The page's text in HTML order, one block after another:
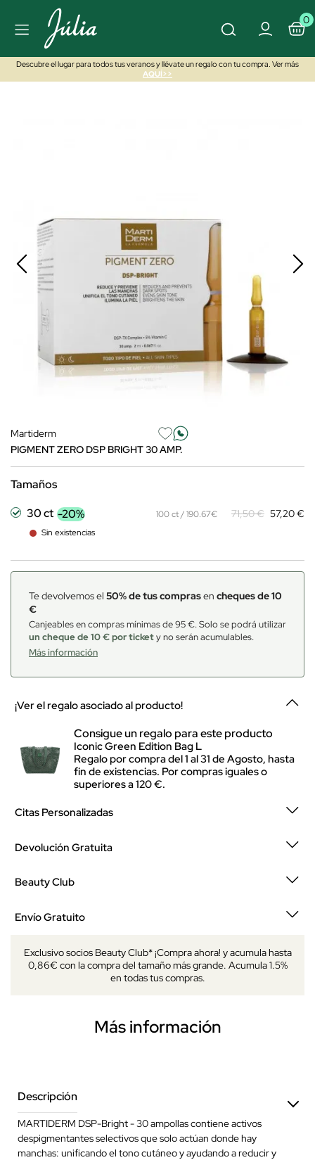
0
Descubre el lugar para todos tus veranos y llévate un regalo con tu compra. Ver más
AQUÍ>>
Martiderm
PIGMENT ZERO DSP BRIGHT 30 AMP.
Tamaños
30 ct -20%
Sin existencias
100 ct / 190.67€ 71,50 € 57,20 €
Te devolvemos el 50% de tus comprasen cheques de 10
€
Canjeables en compras mínimas de 95 €. Solo se podrá utilizar
un cheque de 10 € por tickety no serán acumulables.
Más información
¡Ver el regalo asociado al producto!
Consigue un regalo para este producto
Iconic Green Edition Bag L
Regalo por compra del 1 al 31 de Agosto, hasta
fin de existencias. Por compras iguales o
superiores a 120 €.
Citas Personalizadas
Devolución Gratuita
Beauty Club
Envío Gratuito
Exclusivo socios Beauty Club* ¡Compra ahora! y acumula hasta
0,86€ con la compra del tamaño más grande. Acumula 1.5%
en todas tus compras.
Más información
Descripción
MARTIDERM DSP-Bright - 30 ampollas contiene activos
despigmentantes selectivos que solo actúan donde hay
manchas: unificando el tono cutáneo y ayudando a reducir y